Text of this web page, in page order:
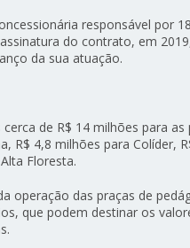
responsável por
do contrato, em
da sua atuação.
de R$ 14 milhões para
R$ 4,8 milhões para Colíder,
Floresta.
operação das praças de
que podem destinar os